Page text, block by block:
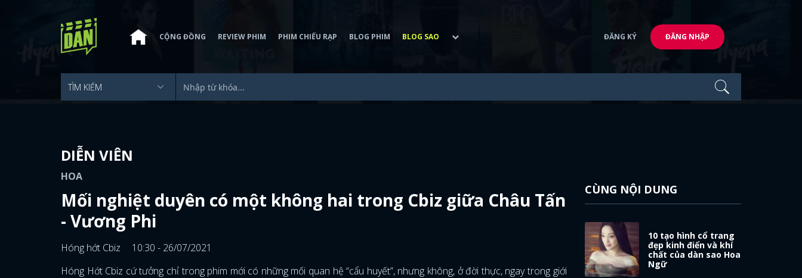
CỘNG ĐỒNG REVIEW PHIM PHIM CHIẾU RẠP BLOG PHIM BLOG SAO ĐĂNG KÝ ĐĂNG NHẬP
DIỄN VIÊN
HOA
Mối nghiệt duyên có một không hai trong Cbiz giữa Châu Tấn
- Vương Phi
Hóng hớt Cbiz
10:30 - 26/07/2021
Hóng Hớt Cbiz cứ tưởng chỉ trong phim mới có những mối quan hệ “cẩu huyết”, nhưng không, ở đời thực, ngay trong giới
CÙNG NỘI DUNG
10 tạo hình cổ trang
đẹp kinh điển và khí
chất của dàn sao Hoa
Ngữ